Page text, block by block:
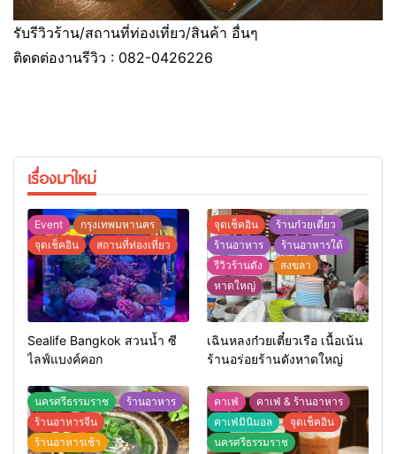
รับรีวิวร้าน/สถานที่ท่องเที่ยว/สินค้า อื่นๆ
ติดดต่องานรีวิว : 082-0426226
เรื่องมาใหม่
Event
กรุงเทพมหานคร
จุดเช็คอิน
สถานที่ท่องเที่ยว
Sealife Bangkok สวนน้ำ ซี
ไลฟ์แบงค์คอก
จุดเช็คอิน
ร้านก๋วยเตี๋ยว
ร้านอาหาร
ร้านอาหารใต้
รีวิวร้านดัง
สงขลา
หาดใหญ่
เฉินหลงก๋วยเตี๋ยวเรือ เนื้อเน้น
ร้านอร่อยร้านดังหาดใหญ่
นครศรีธรรมราช
ร้านอาหาร
ร้านอาหารจีน
ร้านอาหารเช้า
คาเฟ่
คาเฟ่ & ร้านอาหาร
คาเฟ่มินิมอล
จุดเช็คอิน
นครศรีธรรมราช